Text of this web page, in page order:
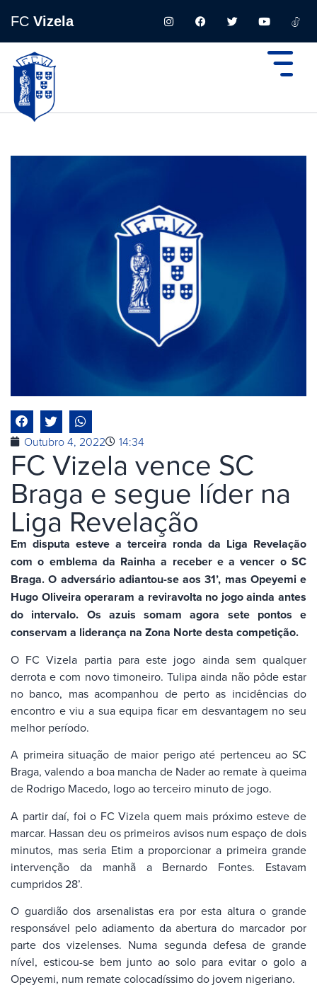
FC Vizela
Outubro 4, 2022 14:34
FC Vizela vence SC
Braga e segue líder na
Liga Revelação
Em disputa esteve a terceira ronda da Liga Revelação
com o emblema da Rainha a receber e a vencer o SC
Braga. O adversário adiantou-se aos 31’, mas Opeyemi e
Hugo Oliveira operaram a reviravolta no jogo ainda antes
do intervalo. Os azuis somam agora sete pontos e
conservam a liderança na Zona Norte desta competição.
O FC Vizela partia para este jogo ainda sem qualquer
derrota e com novo timoneiro. Tulipa ainda não pôde estar
no banco, mas acompanhou de perto as incidências do
encontro e viu a sua equipa ficar em desvantagem no seu
melhor período.
A primeira situação de maior perigo até pertenceu ao SC
Braga, valendo a boa mancha de Nader ao remate à queima
de Rodrigo Macedo, logo ao terceiro minuto de jogo.
A partir daí, foi o FC Vizela quem mais próximo esteve de
marcar. Hassan deu os primeiros avisos num espaço de dois
minutos, mas seria Etim a proporcionar a primeira grande
intervenção da manhã a Bernardo Fontes. Estavam
cumpridos 28’.
O guardião dos arsenalistas era por esta altura o grande
responsável pelo adiamento da abertura do marcador por
parte dos vizelenses. Numa segunda defesa de grande
nível, esticou-se bem junto ao solo para evitar o golo a
Opeyemi, num remate colocadíssimo do jovem nigeriano.